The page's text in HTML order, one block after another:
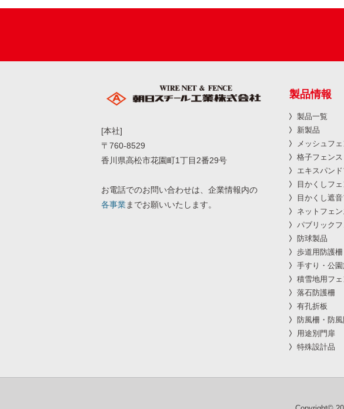
[本社]
〒760-8529
香川県高松市花園町1丁目2番29号
お電話でのお問い合わせは、企業情報内の
各事業までお願いいたします。
製品情報
製品一覧
新製品
メッシュフ
格子フェンス
エキスパン
目かくしフ
目かくし遮
ネットフェン
パブリック
防球製品
歩道用防護柵
手すり・公
積雪地用フェ
落石防護柵
有孔折板
防風柵・防
用途別門扉
特殊設計品